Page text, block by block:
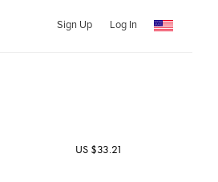
Sign Up Log In
US $33.21